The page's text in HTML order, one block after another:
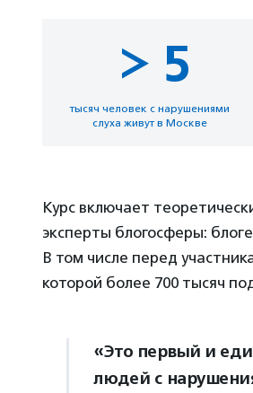
> 5
тысяч человек с нарушениями
слуха живут в Москве
Курс включает
эксперты блогосферы:
В том числе перед
которой более 700 тысяч
«Это первый и
людей с